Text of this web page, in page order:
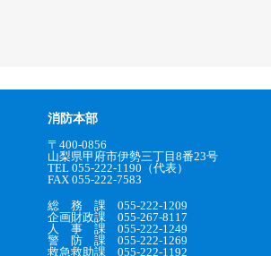
消防本部
〒400-0856
山梨県甲府市伊勢三丁目8番23号
TEL 055-222-1190（代表）
FAX 055-222-7583
総 務 課 055-222-1209
企画財政課 055-267-8117
人 事 課 055-222-1249
警 防 課 055-222-1269
救急救助課 055-222-1192